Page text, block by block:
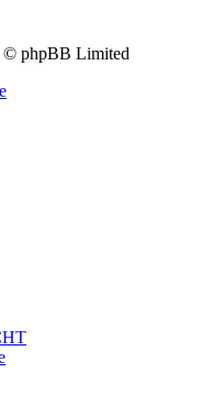
© phpBB Limited